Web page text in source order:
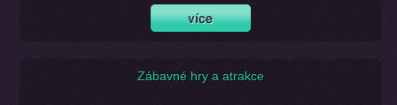
Zábavné hry a atrakce